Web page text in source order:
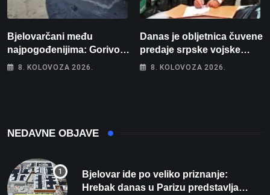
Bjelovarčani među
najpogođenijima: Gorivo
im pojede gotovo 6 posto
8. KOLOVOZA 2026.
Danas je obljetnica čuvene
predaje srpske vojske
generalu Petru Stipetiću
8. KOLOVOZA 2026.
NEDAVNE OBJAVE
Bjelovar ide po veliko priznanje:
Hrebak danas u Parizu predstavlja